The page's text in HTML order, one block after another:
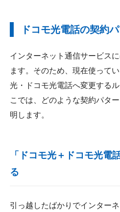
ドコモ光電話の契約
インターネット通信サービス
ます。そのため、現在使って
光・ドコモ光電話へ変更する
こでは、どのような契約パタ
明します。
「ドコモ光＋ドコモ光電
る
引っ越したばかりでインター